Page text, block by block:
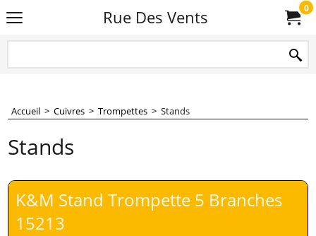
Rue Des Vents 0
Accueil > Cuivres > Trompettes > Stands
Stands
K&M Stand Trompette 5 Branches
15213